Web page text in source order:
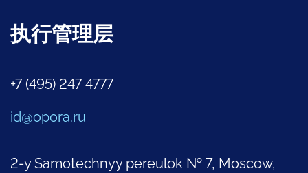
执行管理层
+7 (495) 247 4777
id@opora.ru
2-y Samotechnyy pereulok № 7, Moscow,